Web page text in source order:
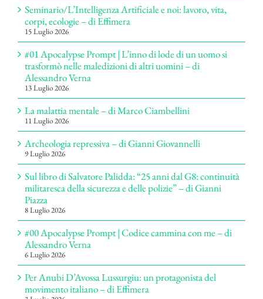
Seminario/L’Intelligenza Artificiale e noi: lavoro, vita,
corpi, ecologie – di Effimera
15 Luglio 2026
#01 Apocalypse Prompt | L’inno di lode di un uomo si
trasformò nelle maledizioni di altri uomini – di
Alessandro Verna
13 Luglio 2026
La malattia mentale – di Marco Ciambellini
11 Luglio 2026
Archeologia repressiva – di Gianni Giovannelli
9 Luglio 2026
Sul libro di Salvatore Palidda: “25 anni dal G8: continuità
militaresca della sicurezza e delle polizie” – di Gianni
Piazza
8 Luglio 2026
#00 Apocalypse Prompt | Codice cammina con me – di
Alessandro Verna
6 Luglio 2026
Per Anubi D’Avossa Lussurgiu: un protagonista del
movimento italiano – di Effimera